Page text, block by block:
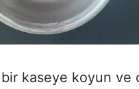
bir kaseye koyun ve